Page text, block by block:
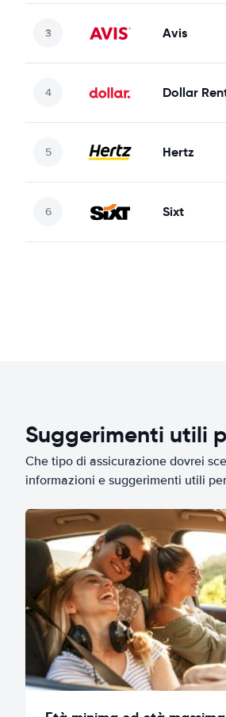
Avis
Dollar
Hertz
Sixt
Suggerimenti utili
Che tipo di assicurazione dovrei
informazioni e suggerimenti utili